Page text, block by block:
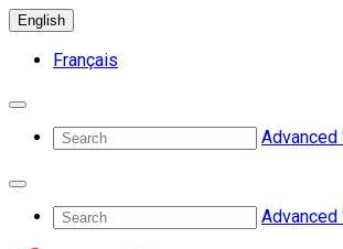
English
Français
Advanced
Advanced